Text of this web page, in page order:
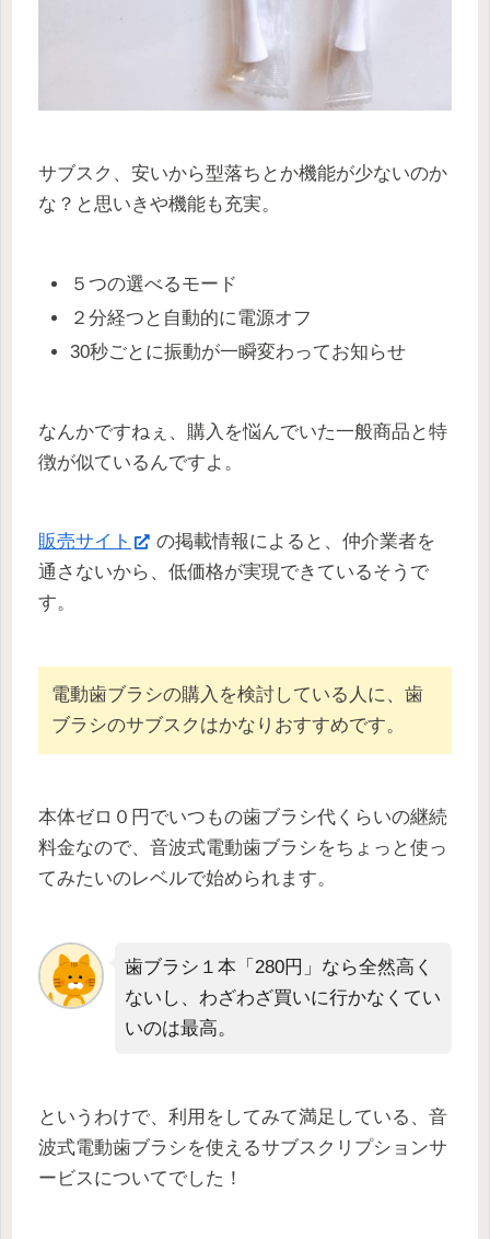
サブスク、安いから型落ちとか機能が少ないのか
な？と思いきや機能も充実。
５つの選べるモード
２分経つと自動的に電源オフ
30秒ごとに振動が一瞬変わってお知らせ
なんかですねぇ、購入を悩んでいた一般商品と特
徴が似ているんですよ。
販売サイト
の掲載情報によると、仲介業者を
通さないから、低価格が実現できているそうで
す。
電動歯ブラシの購入を検討している人に、歯
ブラシのサブスクはかなりおすすめです。
本体ゼロ０円でいつもの歯ブラシ代くらいの継続
料金なので、音波式電動歯ブラシをちょっと使っ
てみたいのレベルで始められます。
歯ブラシ１本「280円」なら全然高く
ないし、わざわざ買いに行かなくてい
いのは最高。
というわけで、利用をしてみて満足している、音
波式電動歯ブラシを使えるサブスクリプションサ
ービスについてでした！